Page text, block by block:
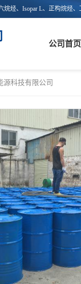
公司首页
源科技有限公司